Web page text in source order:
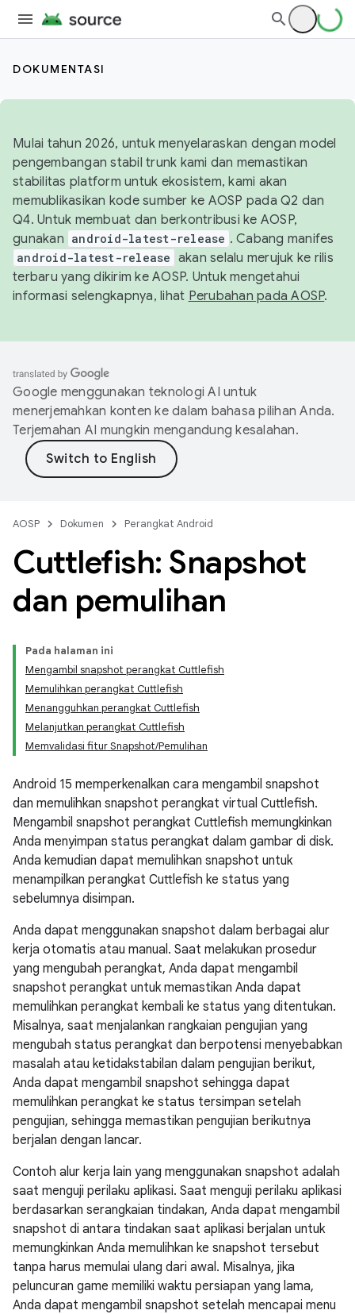
DOKUMENTASI
Mulai tahun 2026, untuk menyelaraskan dengan model
pengembangan stabil trunk kami dan memastikan
stabilitas platform untuk ekosistem, kami akan
memublikasikan kode sumber ke AOSP pada Q2 dan
Q4. Untuk membuat dan berkontribusi ke AOSP,
gunakan android-latest-release . Cabang manifes
android-latest-release akan selalu merujuk ke rilis
terbaru yang dikirim ke AOSP. Untuk mengetahui
informasi selengkapnya, lihat Perubahan pada AOSP.
Google menggunakan teknologi AI untuk
menerjemahkan konten ke dalam bahasa pilihan Anda.
Terjemahan AI mungkin mengandung kesalahan.
AOSP Dokumen Perangkat Android
Cuttlefish: Snapshot
dan pemulihan
Pada halaman ini
Mengambil snapshot perangkat Cuttlefish
Memulihkan perangkat Cuttlefish
Menangguhkan perangkat Cuttlefish
Melanjutkan perangkat Cuttlefish
Memvalidasi fitur Snapshot/Pemulihan
Android 15 memperkenalkan cara mengambil snapshot
dan memulihkan snapshot perangkat virtual Cuttlefish.
Mengambil snapshot perangkat Cuttlefish memungkinkan
Anda menyimpan status perangkat dalam gambar di disk.
Anda kemudian dapat memulihkan snapshot untuk
menampilkan perangkat Cuttlefish ke status yang
sebelumnya disimpan.
Anda dapat menggunakan snapshot dalam berbagai alur
kerja otomatis atau manual. Saat melakukan prosedur
yang mengubah perangkat, Anda dapat mengambil
snapshot perangkat untuk memastikan Anda dapat
memulihkan perangkat kembali ke status yang ditentukan.
Misalnya, saat menjalankan rangkaian pengujian yang
mengubah status perangkat dan berpotensi menyebabkan
masalah atau ketidakstabilan dalam pengujian berikut,
Anda dapat mengambil snapshot sehingga dapat
memulihkan perangkat ke status tersimpan setelah
pengujian, sehingga memastikan pengujian berikutnya
berjalan dengan lancar.
Contoh alur kerja lain yang menggunakan snapshot adalah
saat menguji perilaku aplikasi. Saat menguji perilaku aplikasi
berdasarkan serangkaian tindakan, Anda dapat mengambil
snapshot di antara tindakan saat aplikasi berjalan untuk
memungkinkan Anda memulihkan ke snapshot tersebut
tanpa harus memulai ulang dari awal. Misalnya, jika
peluncuran game memiliki waktu persiapan yang lama,
Anda dapat mengambil snapshot setelah mencapai menu